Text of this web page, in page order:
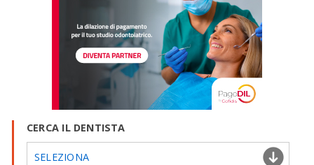
CERCA IL DENTISTA
SELEZIONA